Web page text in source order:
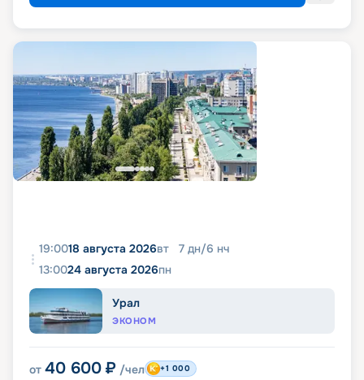
19:0018 августа 2026вт 7 дн/6 нч
13:0024 августа 2026пн
Урал
ЭКОНОМ
от 40 600 ₽ /чел +1 000